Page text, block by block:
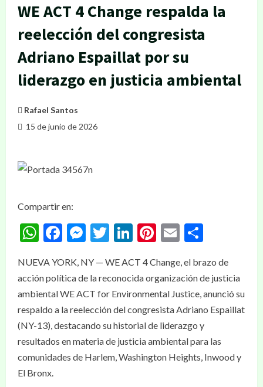
WE ACT 4 Change respalda la
reelección del congresista
Adriano Espaillat por su
liderazgo en justicia ambiental
Rafael Santos
15 de junio de 2026
Compartir en:
WhatsApp
Facebook
Messenger
Twitter
LinkedIn
Pinterest
Email
NUEVA YORK, NY — WE ACT 4 Change, el brazo de
acción política de la reconocida organización de justicia
ambiental WE ACT for Environmental Justice, anunció su
respaldo a la reelección del congresista Adriano Espaillat
(NY-13), destacando su historial de liderazgo y
resultados en materia de justicia ambiental para las
comunidades de Harlem, Washington Heights, Inwood y
El Bronx.